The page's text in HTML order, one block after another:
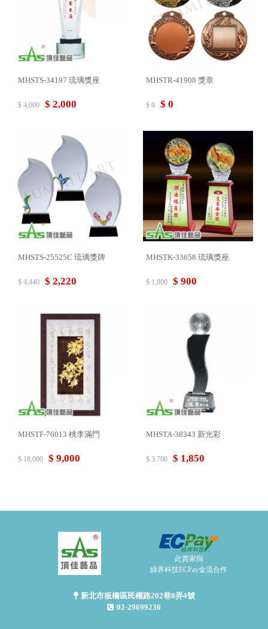
MHSTS-34197 琉璃獎座
$ 4,000 $ 2,000
MHSTR-41908 獎章
$ 0 $ 0
MHSTS-25525C 琉璃獎牌
$ 4,440 $ 2,220
MHSTK-33658 琉璃獎座
$ 1,800 $ 900
MHSTF-76013 桃李滿門
$ 18,000 $ 9,000
MHSTA-38343 新光彩
$ 3,700 $ 1,850
此賣家與
綠界科技ECPay金流合作
新北市板橋區民權路202巷8弄4號
02-29699236